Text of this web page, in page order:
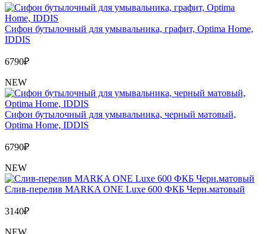
Сифон бутылочный для умывальника, графит, Optima Home,
IDDIS
6790₽
NEW
Сифон бутылочный для умывальника, черный матовый,
Optima Home, IDDIS
6790₽
NEW
Слив-перелив MARKA ONE Luxe 600 ФКБ Черн.матовый
3140₽